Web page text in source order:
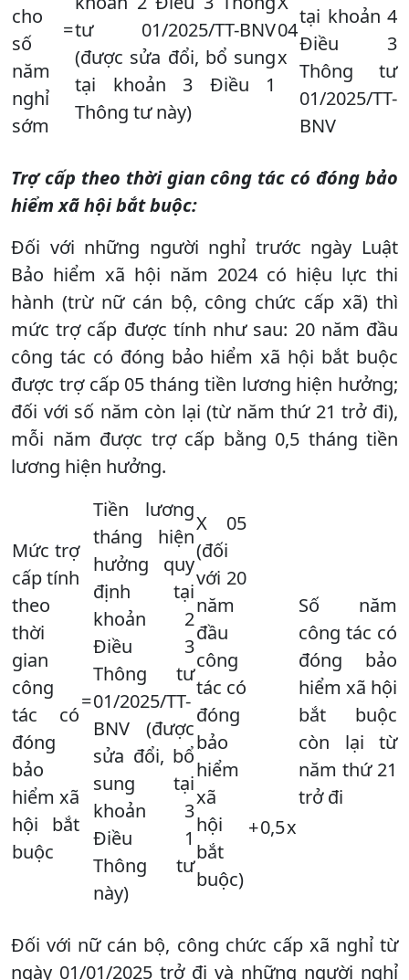
cho
số
năm
nghỉ
sớm
=tư 01/2025/TT-BNV
(được sửa đổi, bổ sung
tại khoản 3 Điều 1
Thông tư này)
04
x
tại khoản 4
Điều 3
Thông tư
01/2025/TT-
BNV
Trợ cấp theo thời gian công tác có đóng bảo
hiểm xã hội bắt buộc:
Đối với những người nghỉ trước ngày Luật
Bảo hiểm xã hội năm 2024 có hiệu lực thi
hành (trừ nữ cán bộ, công chức cấp xã) thì
mức trợ cấp được tính như sau: 20 năm đầu
công tác có đóng bảo hiểm xã hội bắt buộc
được trợ cấp 05 tháng tiền lương hiện hưởng;
đối với số năm còn lại (từ năm thứ 21 trở đi),
mỗi năm được trợ cấp bằng 0,5 tháng tiền
lương hiện hưởng.
Mức trợ
cấp tính
theo
thời
gian
công
tác có
đóng
bảo
hiểm xã
hội bắt
buộc
=
Tiền lương
tháng hiện
hưởng quy
định tại
khoản 2
Điều 3
Thông tư
01/2025/TT-
BNV (được
sửa đổi, bổ
sung tại
khoản 3
Điều 1
Thông tư
này)
X 05
(đối
với 20
năm
đầu
công
tác có
đóng
bảo
hiểm
xã
hội
bắt
buộc)
+0,5x
Số năm
công tác có
đóng bảo
hiểm xã hội
bắt buộc
còn lại từ
năm thứ 21
trở đi
Đối với nữ cán bộ, công chức cấp xã nghỉ từ
ngày 01/01/2025 trở đi và những người nghỉ